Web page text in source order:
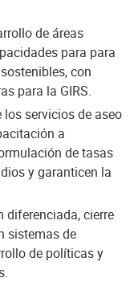
de áreas
para para
con
para la GIRS.
servicios de aseo
a
de tasas
y garanticen la
diferenciada, cierre
sistemas de
de políticas y